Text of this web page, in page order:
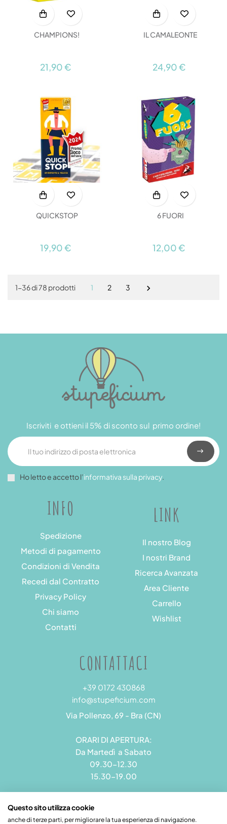
CHAMPIONS!
21,90 €
IL CAMALEONTE
24,90 €
QUICKSTOP
19,90 €
6 FUORI
12,00 €
1-36 di 78 prodotti 1 2 3 
INFO
Spedizione
Metodi di pagamento
Condizioni di Vendita
Recedi dal Contratto
Privacy Policy
Chi siamo
Contatti
LINK
Il nostro Blog
I nostri Brand
Ricerca Avanzata
Area Cliente
Carrello
Wishlist
Iscriviti e ottieni il 5% di sconto sul primo ordine!
Ho letto e accetto l’informativa sulla privacy.
CONTATTACI
+39 0172 430868
info@stupeficium.com
Via Pollenzo, 69 - Bra (CN)
ORARI DI APERTURA:
Da Martedì a Sabato
09.30-12.30
15.30-19.00
Questo sito utilizza cookie
anche di terze parti, per migliorare la tua esperienza di navigazione.